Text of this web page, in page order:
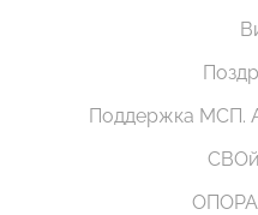
Поддержка МСП.